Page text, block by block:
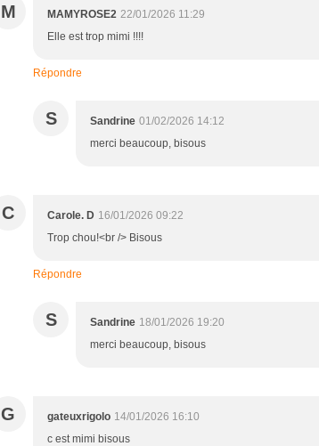
M MAMYROSE2 22/01/2026 11:29
Elle est trop mimi !!!!
Répondre
S Sandrine 01/02/2026 14:12
merci beaucoup, bisous
C Carole. D 16/01/2026 09:22
Trop chou!<br /> Bisous
Répondre
S Sandrine 18/01/2026 19:20
merci beaucoup, bisous
G gateuxrigolo 14/01/2026 16:10
c est mimi bisous